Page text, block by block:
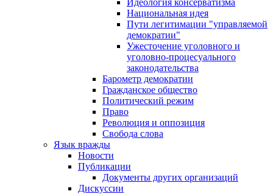
Идеология консерватизма
Национальная идея
Пути легитимации "управляемой
демократии"
Ужесточение уголовного и
уголовно-процесуального
законодательства
Барометр демократии
Гражданское общество
Политический режим
Право
Революция и оппозиция
Свобода слова
Язык вражды
Новости
Публикации
Документы других организаций
Дискуссии